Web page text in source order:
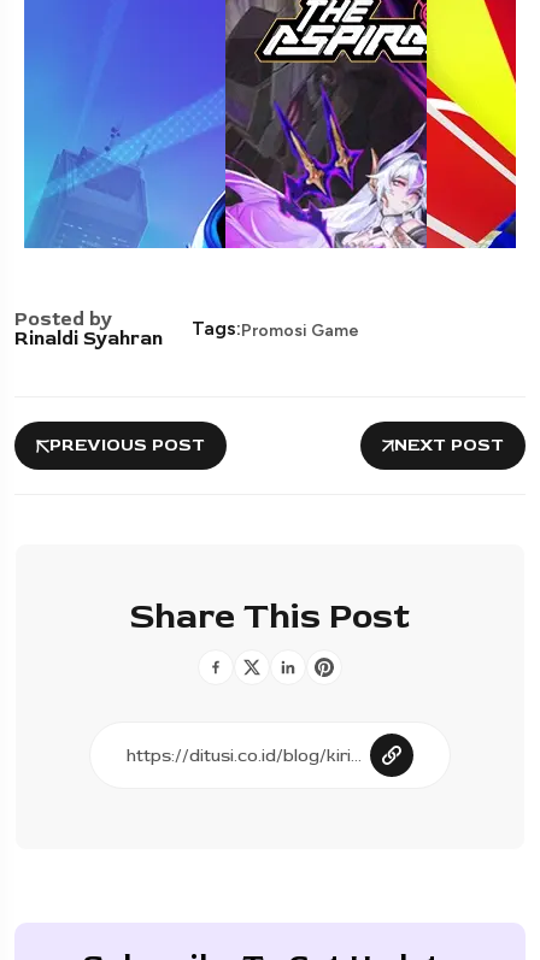
Posted by
Rinaldi Syahran
Tags:Promosi Game
PREVIOUS POST NEXT POST
Share This Post